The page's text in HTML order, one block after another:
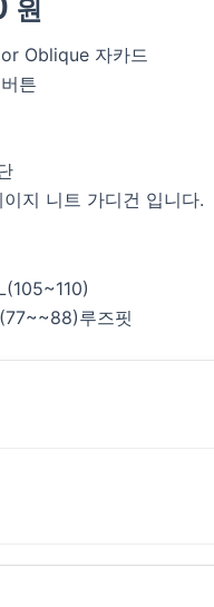
원
Oblique 자카드
튼
지 니트 가디건 입니다.
루즈핏